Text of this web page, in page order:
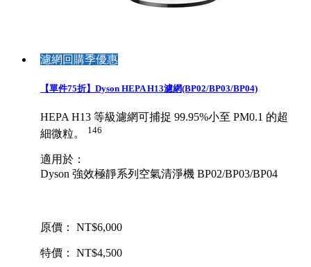
濾網回購季優惠
【單件75折】Dyson HEPA H13濾網(BP02/BP03/BP04)
HEPA H13 等級濾網可捕捉 99.95%小至 PM0.1 的超
細微粒。
146
適用於：
Dyson 強效極靜系列空氣清淨機 BP02/BP03/BP04
原價： NT$6,000
特價： NT$4,500